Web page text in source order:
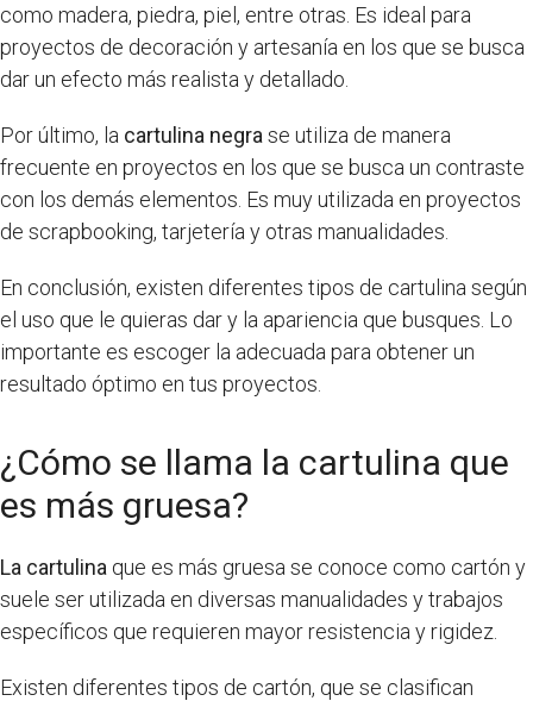
como madera, piedra, piel, entre otras. Es ideal para
proyectos de decoración y artesanía en los que se busca
dar un efecto más realista y detallado.
Por último, la cartulina negra se utiliza de manera
frecuente en proyectos en los que se busca un contraste
con los demás elementos. Es muy utilizada en proyectos
de scrapbooking, tarjetería y otras manualidades.
En conclusión, existen diferentes tipos de cartulina según
el uso que le quieras dar y la apariencia que busques. Lo
importante es escoger la adecuada para obtener un
resultado óptimo en tus proyectos.
¿Cómo se llama la cartulina que
es más gruesa?
La cartulina que es más gruesa se conoce como cartón y
suele ser utilizada en diversas manualidades y trabajos
específicos que requieren mayor resistencia y rigidez.
Existen diferentes tipos de cartón, que se clasifican